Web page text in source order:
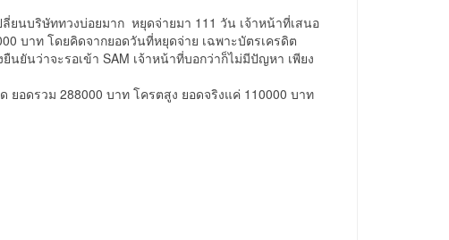
ยนบริษัททวงบ่อยมาก หยุดจ่ายมา 111 วัน เจ้าหน้าที่เสนอ
บาท โดยคิดจากยอดวันที่หยุดจ่าย เฉพาะบัตรเครดิต
ยันว่าจะรอเข้า SAM เจ้าหน้าที่บอกว่าก็ไม่มีปัญหา เพียง
อดรวม 288000 บาท โครตสูง ยอดจริงแค่ 110000 บาท